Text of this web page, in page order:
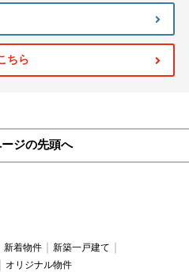
ちら
ジの先頭へ
新着物件
新築一戸建て
オリジナル物件